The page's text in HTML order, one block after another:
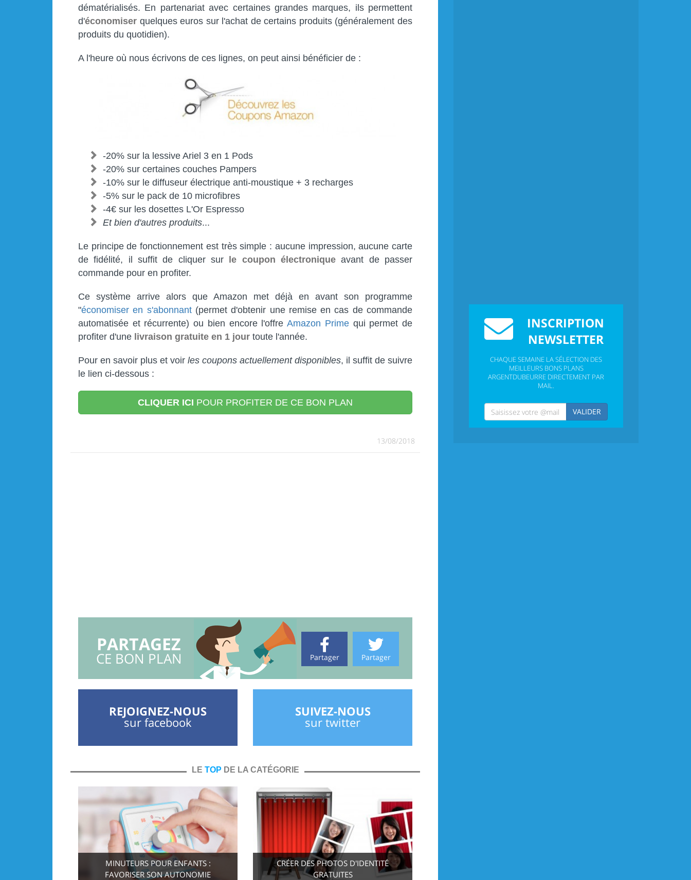
dématérialisés. En partenariat avec certaines grandes marques, ils permettent
d'économiser quelques euros sur l'achat de certains produits (généralement des
produits du quotidien).
A l'heure où nous écrivons de ces lignes, on peut ainsi bénéficier de :
-20% sur la lessive Ariel 3 en 1 Pods
-20% sur certaines couches Pampers
-10% sur le diffuseur électrique anti-moustique + 3 recharges
-5% sur le pack de 10 microfibres
-4€ sur les dosettes L'Or Espresso
Et bien d'autres produits...
Le principe de fonctionnement est très simple : aucune impression, aucune carte
de fidélité, il suffit de cliquer sur le coupon électronique avant de passer
commande pour en profiter.
Ce système arrive alors que Amazon met déjà en avant son programme
"économiser en s'abonnant(permet d'obtenir une remise en cas de commande
automatisée et récurrente) ou bien encore l'offreAmazon Primequi permet de
profiter d'une livraison gratuite en 1 jour toute l'année.
Pour en savoir plus et voir les coupons actuellement disponibles, il suffit de suivre
le lien ci-dessous :
CLIQUER ICI POUR PROFITER DE CE BON PLAN
13/08/2018
PARTAGEZ
CE BON PLAN Partager
Partager
REJOIGNEZ-NOUS
sur facebook
SUIVEZ-NOUS
sur twitter
LE TOP DE LA CATÉGORIE
MINUTEURS POUR ENFANTS :
FAVORISER SON AUTONOMIE
CRÉER DES PHOTOS D'IDENTITÉ
GRATUITES
INSCRIPTION
NEWSLETTER
CHAQUE SEMAINE LA SÉLECTION DES
MEILLEURS BONS PLANS
ARGENTDUBEURRE DIRECTEMENT PAR
MAIL.
VALIDER